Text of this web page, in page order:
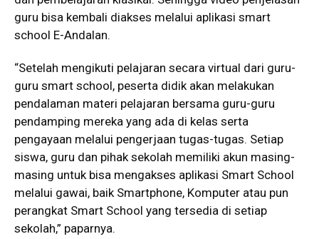
guru bisa kembali diakses melalui aplikasi smart
school E-Andalan.
“Setelah mengikuti pelajaran secara virtual dari guru-
guru smart school, peserta didik akan melakukan
pendalaman materi pelajaran bersama guru-guru
pendamping mereka yang ada di kelas serta
pengayaan melalui pengerjaan tugas-tugas. Setiap
siswa, guru dan pihak sekolah memiliki akun masing-
masing untuk bisa mengakses aplikasi Smart School
melalui gawai, baik Smartphone, Komputer atau pun
perangkat Smart School yang tersedia di setiap
sekolah,” paparnya.